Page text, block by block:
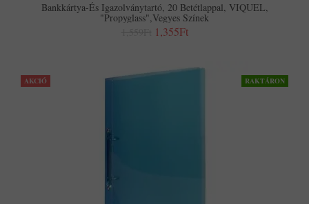
Bankkártya-És Igazolványtartó, 20 Betétlappal, VIQUEL,
"Propyglass",vegyes Színek
1,355Ft
AKCIÓ RAKTÁRON